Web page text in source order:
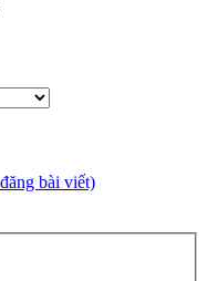
bài viết)